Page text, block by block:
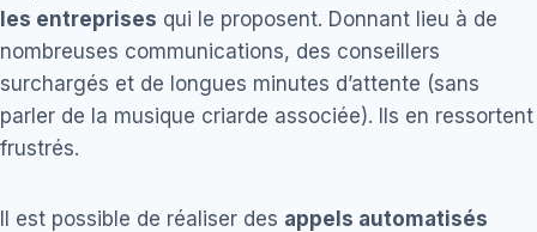
les entreprises qui le proposent. Donnant lieu à de
nombreuses communications, des conseillers
surchargés et de longues minutes d’attente (sans
parler de la musique criarde associée). Ils en ressortent
frustrés.
Il est possible de réaliser des appels automatisés